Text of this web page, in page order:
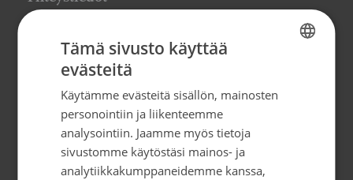
Suomen Syöpäpotilaat ry
Globaalikeskus, 7. kerros
Siltasaarenkatu 4, 00530 Helsinki
info@syopapotilaat.fi
Y-tunnus: 0239008-1
SWEDISH
Tämä sivusto käyttää
evästeitä
Käytämme evästeitä sisällön, mainosten
personointiin ja liikenteemme
analysointiin. Jaamme myös tietoja
sivustomme käytöstäsi mainos- ja
analytiikkakumppaneidemme kanssa,